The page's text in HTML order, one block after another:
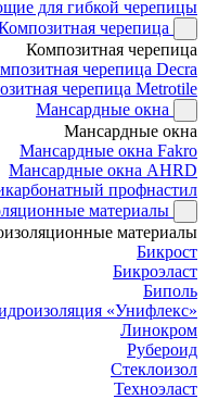
для гибкой черепицы
черепица
Композитная черепица
черепица Decra
черепица Metrotile
Мансардные окна
Мансардные окна
Мансардные окна Fakro
Мансардные окна AHRD
профнастил
материалы
материалы
Бикрост
Бикроэласт
Биполь
«Унифлекс»
Линокром
Рубероид
Стеклоизол
Техноэласт